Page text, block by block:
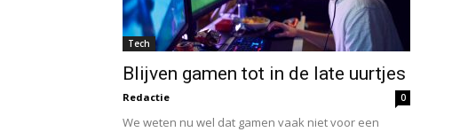
Tech
Blijven gamen tot in de late uurtjes
Redactie 0
We weten nu wel dat gamen vaak niet voor een